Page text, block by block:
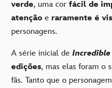
verde, uma cor fácil de
atenção e raramente é
personagens.
A série inicial de
edições, mas elas foram o
fãs. Tanto que o